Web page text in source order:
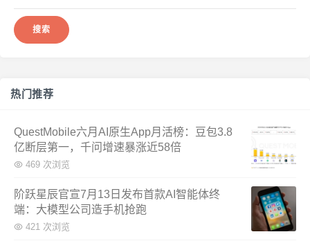
热门推荐
QuestMobile六月AI原生App月活榜：豆包3.8
亿断层第一，千问增速暴涨近58倍
469 次浏览
阶跃星辰官宣7月13日发布首款AI智能体终
端：大模型公司造手机抢跑
421 次浏览